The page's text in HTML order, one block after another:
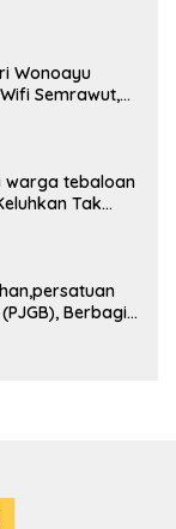
Wonoayu
Semrawut,
warga tebaloan
Tak
Berbagi